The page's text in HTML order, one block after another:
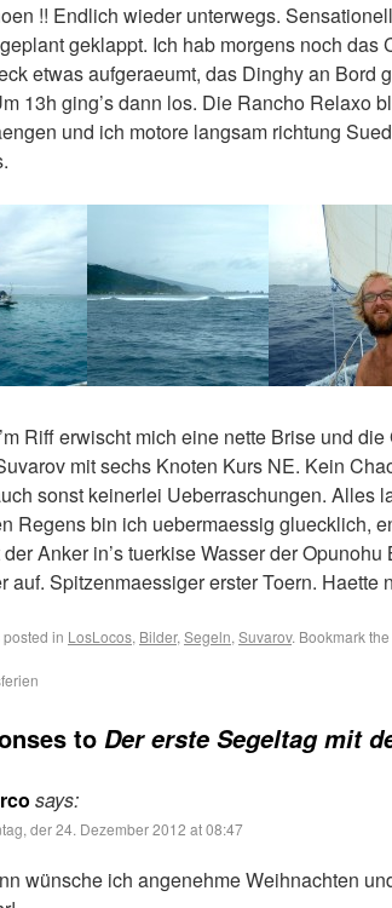
!! Endlich wieder unterwegs.
geklappt. Ich hab morgens noch das
etwas aufgeraeumt, das Dinghy an Bord
13h ging’s dann los. Die Rancho Relaxo
und ich motore langsam richtung
Riff erwischt mich eine nette Brise und
mit sechs Knoten Kurs NE. Kein
sonst keinerlei Ueberraschungen. Alles
Regens bin ich uebermaessig gluecklich,
Anker in’s tuerkise Wasser der
auf. Spitzenmaessiger erster Toern. Haette
in LosLocos, Bilder, Segeln, Suvarov. Bookmark the
to Der erste Segeltag mit
says:
der 24. Dezember 2012 at 08:47
wünsche ich angenehme Weihnachten